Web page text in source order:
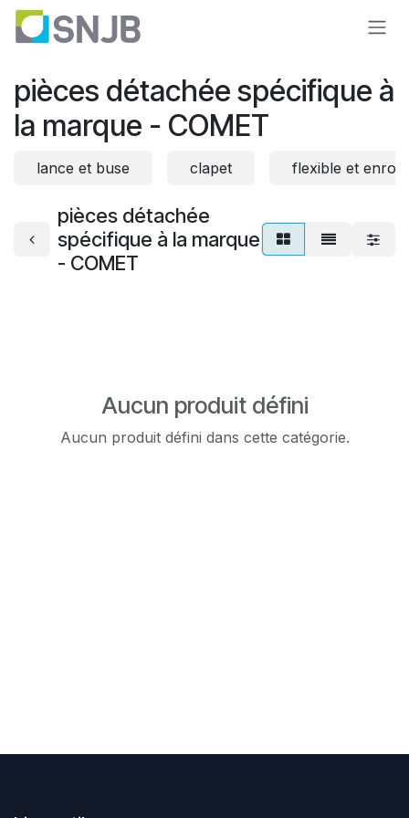
Se rendre au contenu
pièces détachée spécifique à
la marque - COMET
lance et buse clapet flexible et
pièces détachée
spécifique à la marque
- COMET
Aucun produit défini
Aucun produit défini dans cette catégorie.